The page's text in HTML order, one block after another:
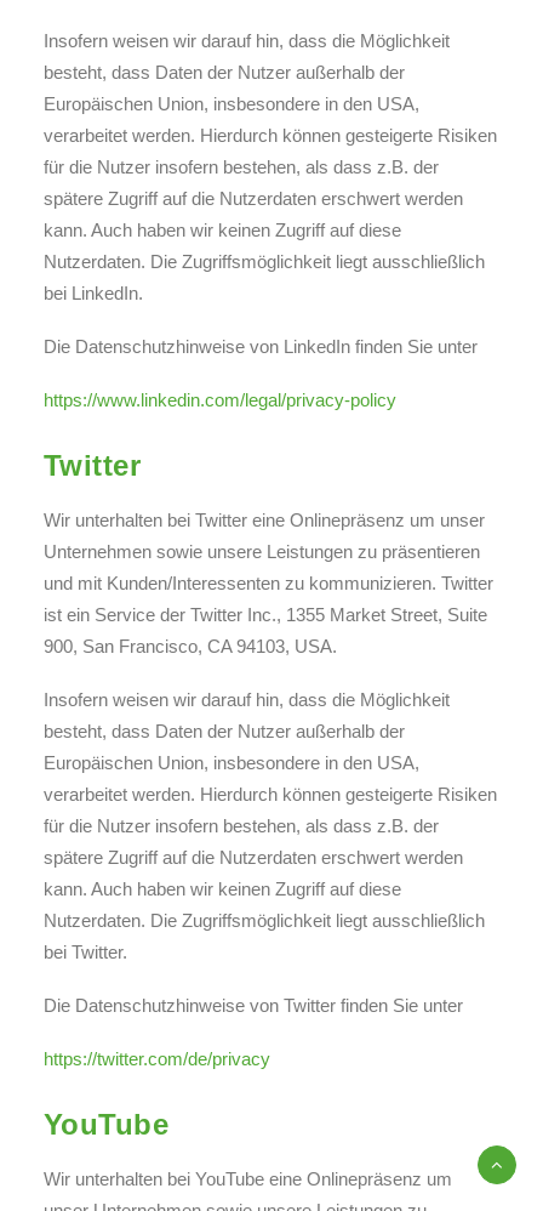
Insofern weisen wir darauf hin, dass die Möglichkeit
besteht, dass Daten der Nutzer außerhalb der
Europäischen Union, insbesondere in den USA,
verarbeitet werden. Hierdurch können gesteigerte Risiken
für die Nutzer insofern bestehen, als dass z.B. der
spätere Zugriff auf die Nutzerdaten erschwert werden
kann. Auch haben wir keinen Zugriff auf diese
Nutzerdaten. Die Zugriffsmöglichkeit liegt ausschließlich
bei LinkedIn.
Die Datenschutzhinweise von LinkedIn finden Sie unter
https://www.linkedin.com/legal/privacy-policy
Twitter
Wir unterhalten bei Twitter eine Onlinepräsenz um unser
Unternehmen sowie unsere Leistungen zu präsentieren
und mit Kunden/Interessenten zu kommunizieren. Twitter
ist ein Service der Twitter Inc., 1355 Market Street, Suite
900, San Francisco, CA 94103, USA.
Insofern weisen wir darauf hin, dass die Möglichkeit
besteht, dass Daten der Nutzer außerhalb der
Europäischen Union, insbesondere in den USA,
verarbeitet werden. Hierdurch können gesteigerte Risiken
für die Nutzer insofern bestehen, als dass z.B. der
spätere Zugriff auf die Nutzerdaten erschwert werden
kann. Auch haben wir keinen Zugriff auf diese
Nutzerdaten. Die Zugriffsmöglichkeit liegt ausschließlich
bei Twitter.
Die Datenschutzhinweise von Twitter finden Sie unter
https://twitter.com/de/privacy
YouTube
Wir unterhalten bei YouTube eine Onlinepräsenz um